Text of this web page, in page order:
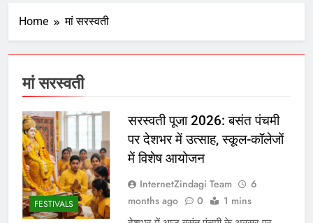
Home मां सरस्वती
मां सरस्वती
FESTIVALS
सरस्वती पूजा 2026: बसंत पंचमी
पर देशभर में उत्साह, स्कूल-कॉलेजों
में विशेष आयोजन
InternetZindagi Team
6
months ago
0 1 mins